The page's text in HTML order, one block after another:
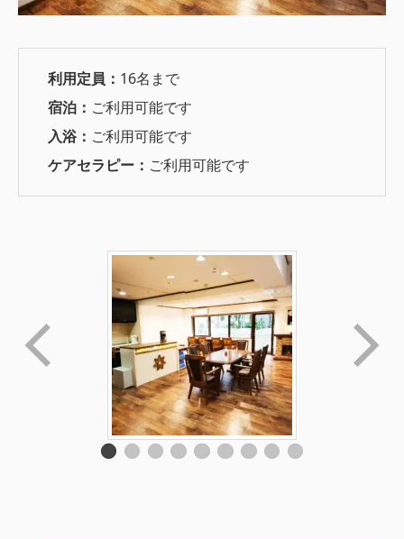
利用定員： 16名まで
宿泊： ご利用可能です
入浴： ご利用可能です
ケアセラピー： ご利用可能です